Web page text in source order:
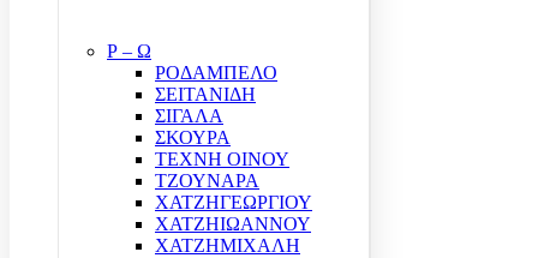
Ρ – Ω
ΡΟΔΑΜΠΕΛΟ
ΣΕΙΤΑΝΙΔΗ
ΣΙΓΑΛΑ
ΣΚΟΥΡΑ
ΤΕΧΝΗ ΟΙΝΟΥ
ΤΖΟΥΝΑΡΑ
ΧΑΤΖΗΓΕΩΡΓΙΟΥ
ΧΑΤΖΗΙΩΑΝΝΟΥ
ΧΑΤΖΗΜΙΧΑΛΗ